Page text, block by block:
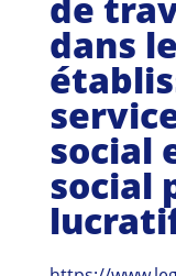
Projets
Espace emploi
Guides et outils
Actualités
dans
social
social